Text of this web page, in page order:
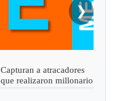
Capturan a atracadores
que realizaron millonario
❯